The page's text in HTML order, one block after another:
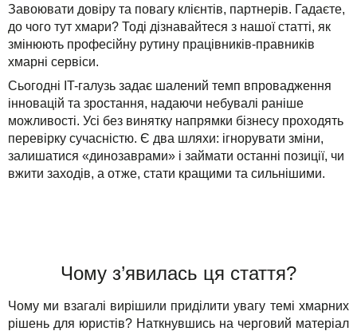
TuchaHosting
TuchaSync
Реселінг хостингу
Контакти
Рішення
Для бізнесу
Техпідтримка
Інструкції
FAQ
Події
Свята
Завоювати довіру та повагу клієнтів, партнерів. Гадаєте,
до чого тут хмари? Тоді дізнавайтеся з нашої статті, як
змінюють професійну рутину працівників-правників
хмарні сервіси.
Сьогодні IT-галузь задає шалений темп впровадження
інновацій та зростання, надаючи небувалі раніше
можливості. Усі без винятку напрямки бізнесу проходять
перевірку сучасністю. Є два шляхи: ігнорувати зміни,
залишатися «динозаврами» і займати останні позиції, чи
вжити заходів, а отже, стати кращими та сильнішими.
Чому з’явилась ця стаття?
Чому ми взагалі вирішили приділити увагу темі хмарних
рішень для юристів? Наткнувшись на черговий матеріал